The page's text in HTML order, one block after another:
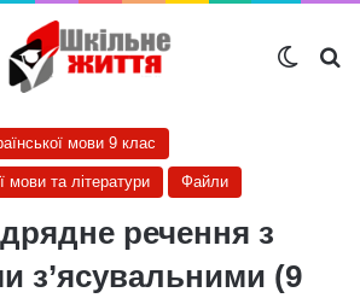
мови 9 клас
мови та літератури Файли
речення з
з’ясувальними (9